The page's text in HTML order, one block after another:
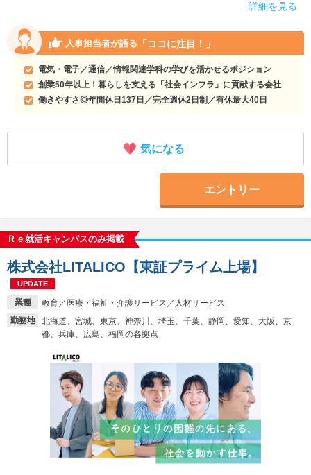
詳細を見る
人事担当者が語る 「ココに注目！」
電気・電子／通信／情報関連学科の学びを活かせるポジション
創業50年以上！暮らしを支える「社会インフラ」に貢献する会社
働きやすさ◎年間休日137日／完全週休2日制／有休最大40日
気になる
エントリー
Ｒｅ就活キャンパスのみ掲載
業種
教育／医療・福祉・介護サービス／人材サービス
勤務地
北海道、宮城、東京、神奈川、埼玉、千葉、静岡、愛知、大阪、京
都、兵庫、広島、福岡の各拠点
株式会社LITALICO【東証プライム上場】
UPDATE